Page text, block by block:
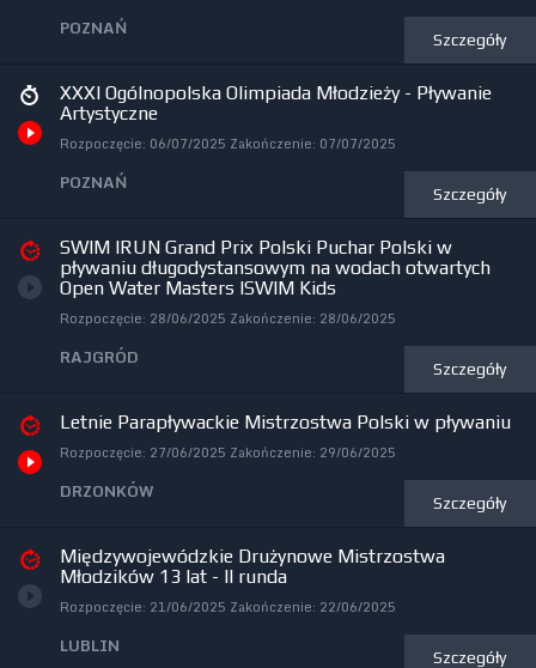
POZNAŃ Szczegóły
XXXI Ogólnopolska Olimpiada Młodzieży - Pływanie
Artystyczne
Rozpoczęcie: 06/07/2025 Zakończenie: 07/07/2025
POZNAŃ Szczegóły
SWIM IRUN Grand Prix Polski Puchar Polski w
pływaniu długodystansowym na wodach otwartych
Open Water Masters ISWIM Kids
Rozpoczęcie: 28/06/2025 Zakończenie: 28/06/2025
RAJGRÓD Szczegóły
Letnie Parapływackie Mistrzostwa Polski w pływaniu
Rozpoczęcie: 27/06/2025 Zakończenie: 29/06/2025
DRZONKÓW Szczegóły
Międzywojewódzkie Drużynowe Mistrzostwa
Młodzików 13 lat - II runda
Rozpoczęcie: 21/06/2025 Zakończenie: 22/06/2025
LUBLIN Szczegóły